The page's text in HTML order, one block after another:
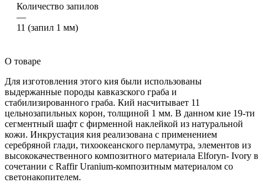
Количество запилов
—
11 (запил 1 мм)
О товаре
Для изготовления этого кия были использованы
выдержанные породы кавказского граба и
стабилизированного граба. Кий насчитывает 11
цельнозапильных корон, толщиной 1 мм. В данном кие 19-ти
сегментный шафт с фирменной наклейкой из натуральной
кожи. Инкрустация кия реализована с применением
серебряной глади, тихоокеанского перламутра, элементов из
высококачественного композитного материала Elforyn- Ivory в
сочетании с Raffir Uranium-композитным материалом со
светонакопителем.